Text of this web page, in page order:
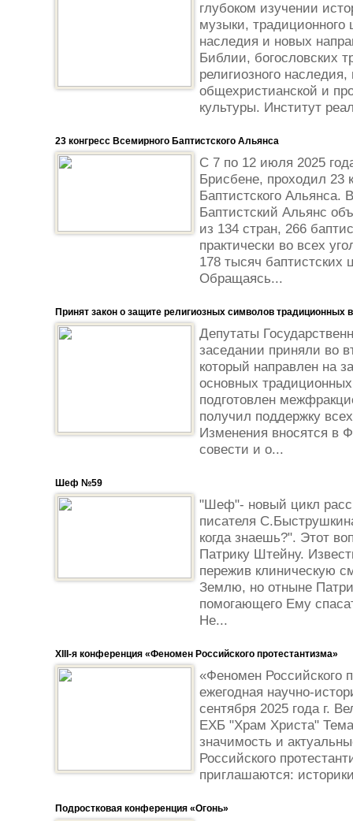
глубоком изучении
музыки, традиционного
наследия и новых
Библии, богословских
религиозного
общехристианской и
культуры. Институт
23 конгресс Всемирного Баптистского Альянса
С 7 по 12 июля 2025
Брисбене, проходил 23
Баптистского
Баптистский Альянс
из 134 стран, 266
практически во всех
178 тысяч баптистских
Обращаясь...
Принят закон о защите религиозных символов традиционных
Депутаты
заседании приняли во
который направлен на
основных
подготовлен
получил поддержку
Изменения вносятся в
совести и о...
Шеф №59
"Шеф"- новый цикл
писателя
когда знаешь?". Этот
Патрику Штейну.
пережив клиническую
Землю, но отныне
помогающего Ему
Не...
XIII-я конференция «Феномен Российского протестантизма»
«Феномен Российского
ежегодная научно-
сентября 2025 года г.
ЕХБ "Храм Христа"
значимость и
Российского
приглашаются:
Подростковая конференция «Огонь»